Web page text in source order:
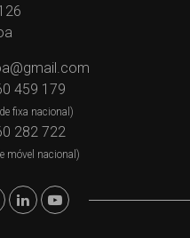
459 179
fixa nacional)
282 722
móvel nacional)